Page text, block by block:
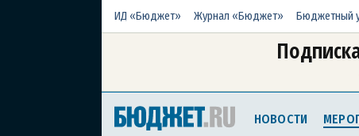
ИД «Бюджет» Журнал «Бюджет» Бюджетный
НОВОСТИ